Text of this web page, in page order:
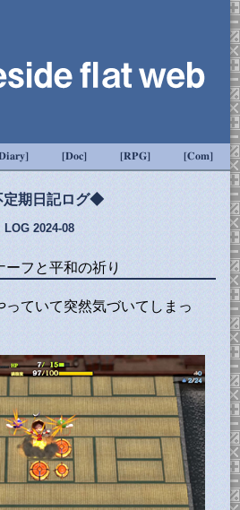
[Doc] [RPG] [Com]
期日記ログ◆
LOG 2024-08
ーフと平和の祈り
ていて突然気づいてしまっ